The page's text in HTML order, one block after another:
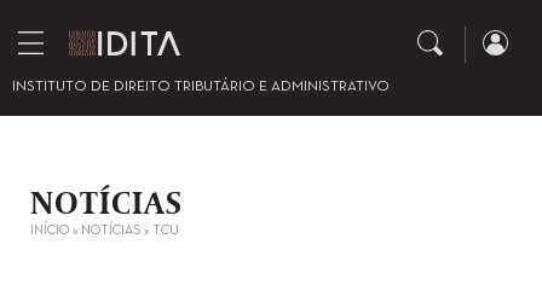
INSTITUTO DE DIREITO TRIBUTÁRIO E ADMINISTRATIVO
NOTÍCIAS
INÍCIO » NOTÍCIAS » TCU